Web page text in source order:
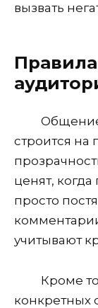
вызвать
строится на
ценят,
просто
учитывают
Кроме
конкретных